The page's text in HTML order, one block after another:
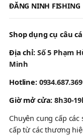
ĐĂNG NINH FISHING
Shop dụng cụ câu
Địa chỉ:Số 5 Phạm
Minh
Hotline:0934.687.369
Giờ mở cửa: 8h30-
Chuyên cung cấp
cấp từ các thương